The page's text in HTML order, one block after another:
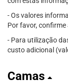
- Os valores
Por favor,
- Para utilização
custo adicional
Camas